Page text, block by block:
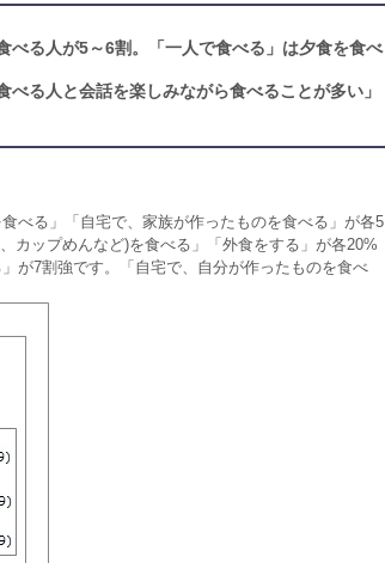
べる人が5～6割。「一人で食べる」は夕食を食べ
べる人と会話を楽しみながら食べることが多い」
べる」「自宅で、家族が作ったものを食べる」が各5
カップめんなど)を食べる」「外食をする」が各20%
が7割強です。「自宅で、自分が作ったものを食べ